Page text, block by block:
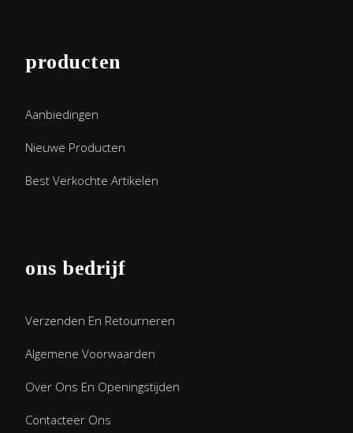
producten
Aanbiedingen
Nieuwe Producten
Best Verkochte Artikelen
ons bedrijf
Verzenden En Retourneren
Algemene Voorwaarden
Over Ons En Openingstijden
Contacteer Ons